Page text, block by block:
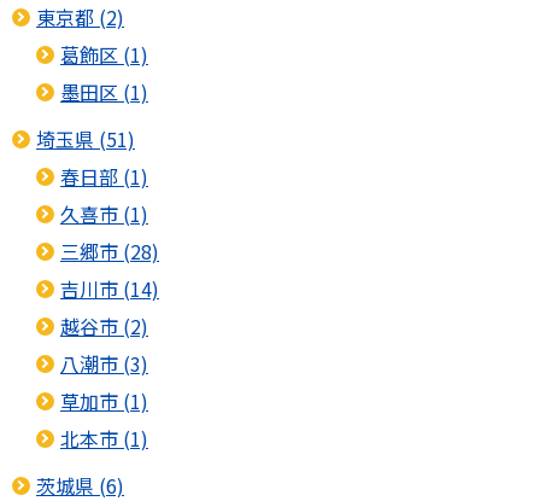
東京都 (2)
葛飾区 (1)
墨田区 (1)
埼玉県 (51)
春日部 (1)
久喜市 (1)
三郷市 (28)
吉川市 (14)
越谷市 (2)
八潮市 (3)
草加市 (1)
北本市 (1)
茨城県 (6)